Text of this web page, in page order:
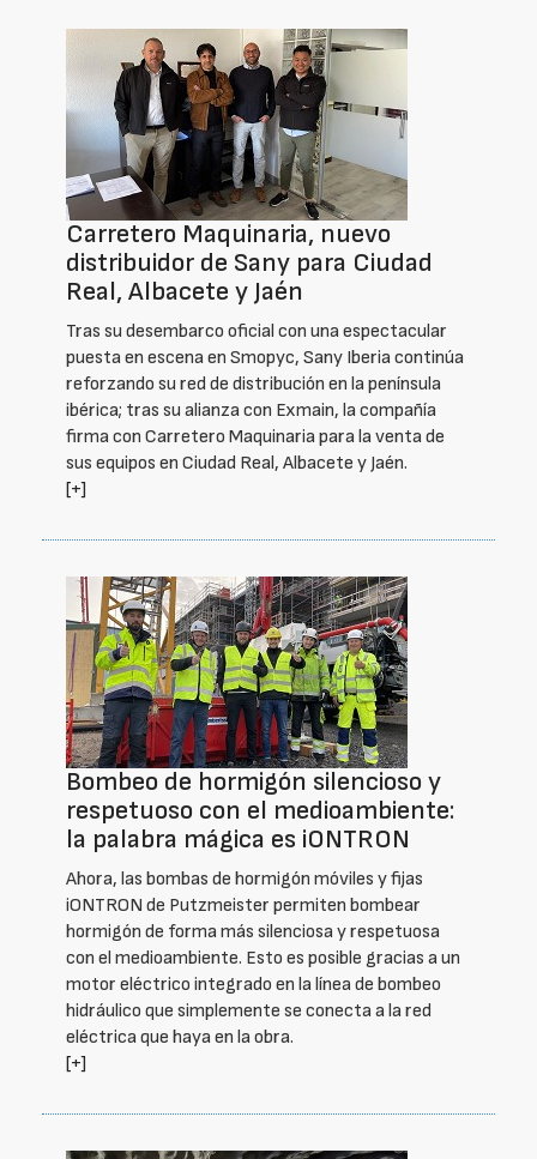
Carretero Maquinaria, nuevo
distribuidor de Sany para Ciudad
Real, Albacete y Jaén
Tras su desembarco oficial con una espectacular
puesta en escena en Smopyc, Sany Iberia continúa
reforzando su red de distribución en la península
ibérica; tras su alianza con Exmain, la compañía
firma con Carretero Maquinaria para la venta de
sus equipos en Ciudad Real, Albacete y Jaén.
[+]
Bombeo de hormigón silencioso y
respetuoso con el medioambiente:
la palabra mágica es iONTRON
Ahora, las bombas de hormigón móviles y fijas
iONTRON de Putzmeister permiten bombear
hormigón de forma más silenciosa y respetuosa
con el medioambiente. Esto es posible gracias a un
motor eléctrico integrado en la línea de bombeo
hidráulico que simplemente se conecta a la red
eléctrica que haya en la obra.
[+]